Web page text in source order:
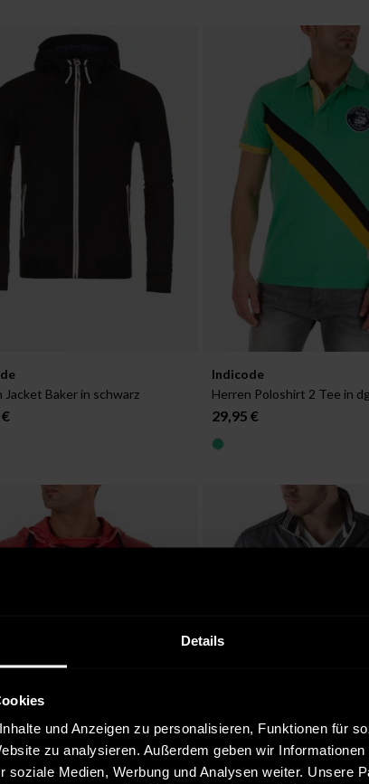
Details
und Anzeigen zu personalisieren, Funktionen für
zu analysieren. Außerdem geben wir
soziale Medien, Werbung und Analysen weiter. Unsere
in:
Jacket Baker in schwarz
Verfügbar in:
S
Indicode
Herren Poloshirt 2 Tee in
29,95 €